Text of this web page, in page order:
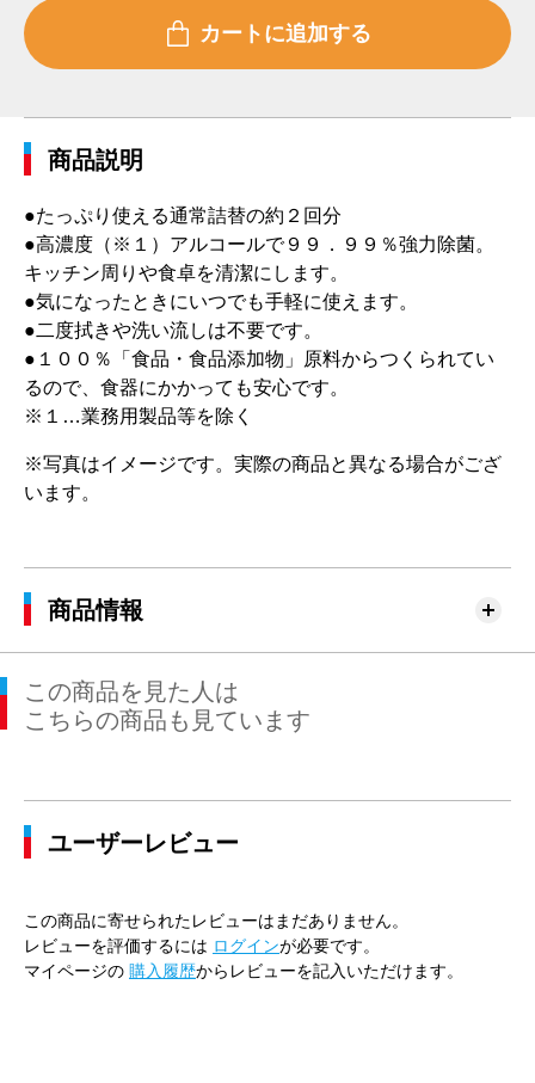
商品説明
●たっぷり使える通常詰替の約２回分
●高濃度（※１）アルコールで９９．９９％強力除菌。
キッチン周りや食卓を清潔にします。
●気になったときにいつでも手軽に使えます。
●二度拭きや洗い流しは不要です。
●１００％「食品・食品添加物」原料からつくられてい
るので、食器にかかっても安心です。
※１…業務用製品等を除く
※写真はイメージです。実際の商品と異なる場合がござ
います。
商品情報
この商品を見た人は
こちらの商品も見ています
ユーザーレビュー
この商品に寄せられたレビューはまだありません。
レビューを評価するには ログインが必要です。
マイページの 購入履歴からレビューを記入いただけます。